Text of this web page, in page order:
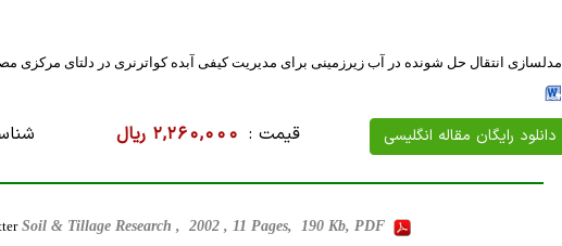
مدلسازی انتقال حل شونده در آب زیرزمینی برای مدیریت کیفی آبده کواترنری در دلتای مرکزی
دانلود رایگان مقاله انگلیسی قیمت : 2,260,000 ریال
Soil & Tillage Research , 2002 , 11 Pages, 190 Kb, PDF